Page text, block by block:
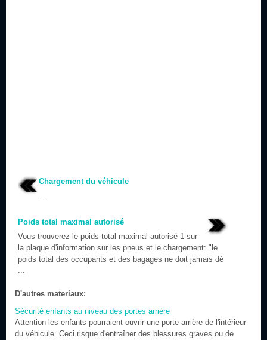
Chargement du véhicule
...
Poids total maximal autorisé
Vous trouverez le poids total maximal autorisé 1 sur
la plaque d'information sur les pneus et le chargement: "le
poids total des occupants et des bagages ne doit jamais dé
...
D'autres materiaux:
Sécurité enfants au niveau des portes arrière
Attention les enfants pourraient ouvrir une porte arrière de l'intérieur
du véhicule. Ceci risque d'entraîner des blessures graves ou de